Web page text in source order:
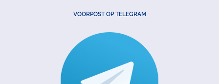
VOORPOST OP TELEGRAM